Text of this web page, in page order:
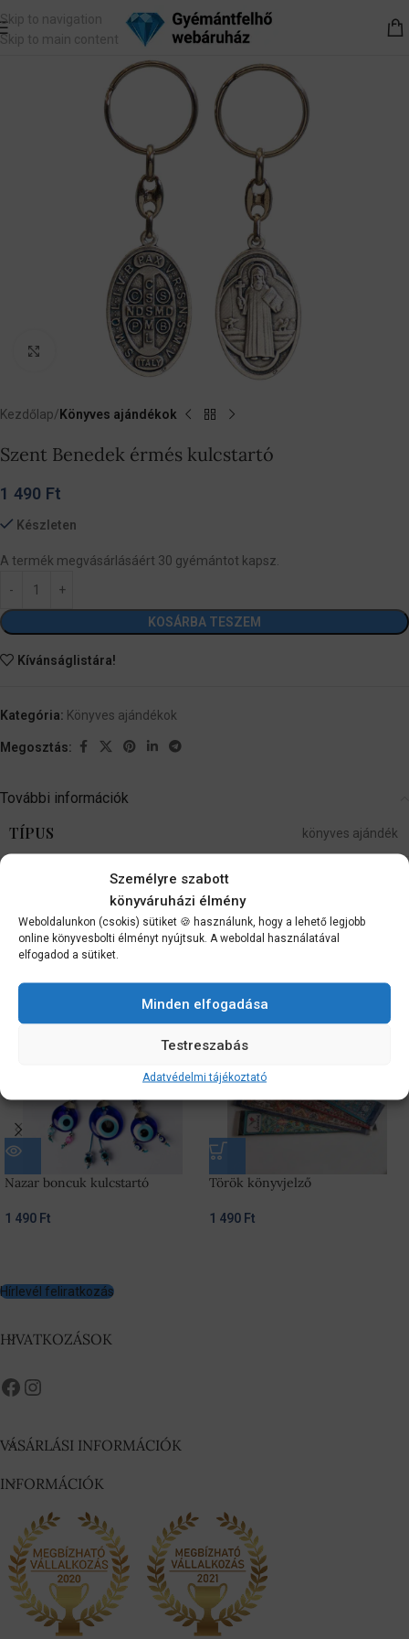
Személyre szabott
könyváruházi élmény
Weboldalunkon (csokis) sütiket 🍪 használunk, hogy a lehető legjobb
online könyvesbolti élményt nyújtsuk. A weboldal használatával
elfogadod a sütiket.
Minden elfogadása
Testreszabás
Adatvédelmi tájékoztató
Skip to navigation
Skip to main content
Kezdőlap Könyves ajándékok
Szent Benedek érmés kulcstartó
1 490 Ft
Készleten
A termék megvásárlásáért 30 gyémántot kapsz.
KOSÁRBA TESZEM
Kívánságlistára!
Kategória: Könyves ajándékok
Megosztás:
További információk
TÍPUS könyves ajándék
Szállítási információk
Kapcsolódó termékek
Nazar boncuk kulcstartó
1 490 Ft
Török könyvjelző
1 490 Ft
Hírlevél feliratkozás
HIVATKOZÁSOK
VÁSÁRLÁSI INFORMÁCIÓK
INFORMÁCIÓK